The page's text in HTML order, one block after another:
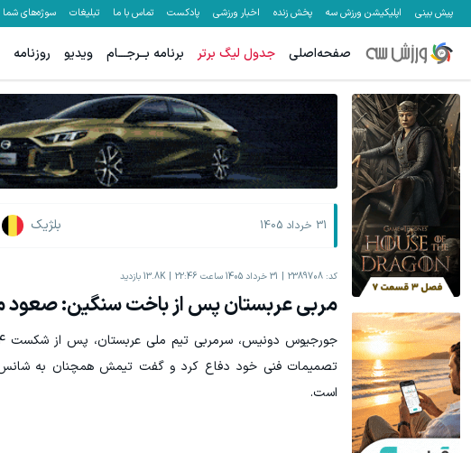
پیش بینی اپلیکیشن ورزش سه پخش زنده اخبار ورزشی پادکست تماس با ما تبلیغات سوژه‌های شما
صفحه‌اصلی جدول لیگ برتر برنامه بــرجـــام ویدیو روزنامه
31 خرداد 1405 بلژیک
کد: 2389708 31 خرداد 1405 ساعت 22:46 13.8K بازدید
مربی عربستان پس از باخت سنگین: صعود
تصمیمات فنی خود دفاع کرد و گفت تیمش همچنان به شانس
است.
جای بخیه داری؟؟ فقط در 3 هفته ترمیمش کن!😍 جای این پک تقویت موی
جای این پک تقویت موی جلبک توی حمومت خالیه!45%تخفیف به هر اندازه ای که